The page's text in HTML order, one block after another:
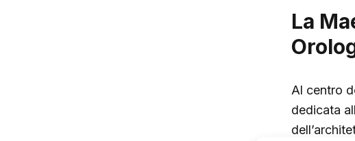
La
Al centro
dedicata